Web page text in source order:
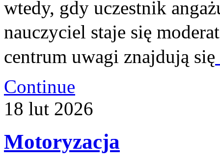
wtedy, gdy uczestnik
nauczyciel staje się
centrum uwagi znajdują się
Continue
18 lut 2026
Motoryzacja